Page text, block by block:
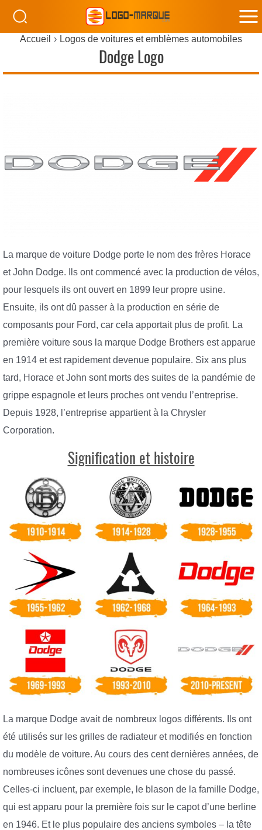
Accueil Logos de voitures et emblèmes automobiles
Dodge Logo
La marque de voiture Dodge porte le nom des frères Horace
et John Dodge. Ils ont commencé avec la production de vélos,
pour lesquels ils ont ouvert en 1899 leur propre usine.
Ensuite, ils ont dû passer à la production en série de
composants pour Ford, car cela apportait plus de profit. La
première voiture sous la marque Dodge Brothers est apparue
en 1914 et est rapidement devenue populaire. Six ans plus
tard, Horace et John sont morts des suites de la pandémie de
grippe espagnole et leurs proches ont vendu l’entreprise.
Depuis 1928, l’entreprise appartient à la Chrysler
Corporation.
Signification et histoire
La marque Dodge avait de nombreux logos différents. Ils ont
été utilisés sur les grilles de radiateur et modifiés en fonction
du modèle de voiture. Au cours des cent dernières années, de
nombreuses icônes sont devenues une chose du passé.
Celles-ci incluent, par exemple, le blason de la famille Dodge,
qui est apparu pour la première fois sur le capot d’une berline
en 1946. Et le plus populaire des anciens symboles – la tête